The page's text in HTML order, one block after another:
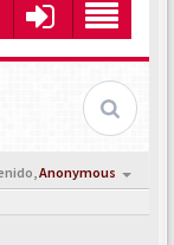
Anonymous